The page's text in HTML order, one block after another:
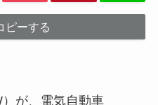
ピーする
が、電気自動車